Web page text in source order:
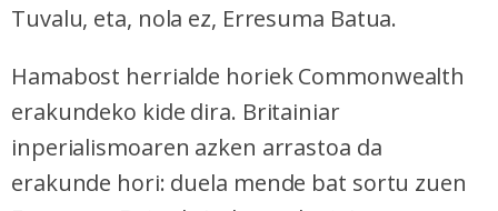
Tuvalu, eta, nola ez, Erresuma Batua.
Hamabost herrialde horiek Commonwealth
erakundeko kide dira. Britainiar
inperialismoaren azken arrastoa da
erakunde hori: duela mende bat sortu zuen